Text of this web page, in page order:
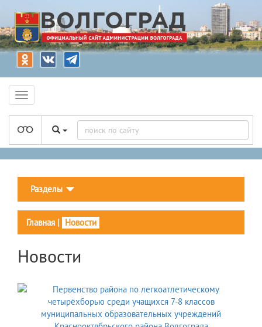
Разделы
Главная | Новости
Новости